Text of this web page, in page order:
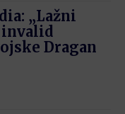
„Lažni
Dragan